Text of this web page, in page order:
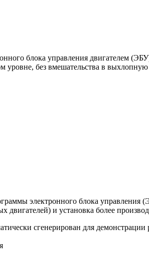
блока управления двигателем
уровне, без вмешательства в выхлопную
электронного блока управления
двигателей) и установка более
сгенерирован для